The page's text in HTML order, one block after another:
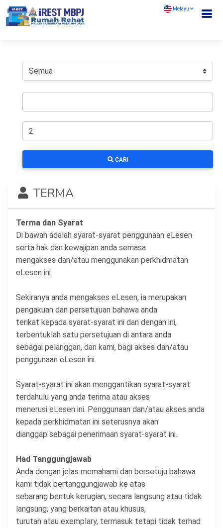
Melayu
CARI
TERMA
Terma dan Syarat
Di bawah adalah syarat-syarat penggunaan eLesen
serta hak dan kewajipan anda semasa
mengakses dan/atau menggunakan perkhidmatan
eLesen ini.
Sekiranya anda mengakses eLesen, ia merupakan
pengakuan dan persetujuan bahawa anda
terikat kepada syarat-syarat ini dan dengan ini,
terbentuklah satu persetujuan di antara anda
sebagai pelanggan, dan kami, bagi akses dan/atau
penggunaan eLesen ini.
Syarat-syarat ini akan menggantikan syarat-syarat
terdahulu yang anda terima atau akses
menerusi eLesen ini. Penggunaan dan/atau akses anda
kepada perkhidmatan ini seterusnya akan
dianggap sebagai penerimaan syarat-syarat ini.
Had Tanggungjawab
Anda dengan jelas memahami dan bersetuju bahawa
kami tidak bertanggungjawab ke atas
sebarang bentuk kerugian, secara langsung atau tidak
langsung, yang berkaitan atau khusus,
turutan atau exemplary, termasuk tetapi tidak terhad